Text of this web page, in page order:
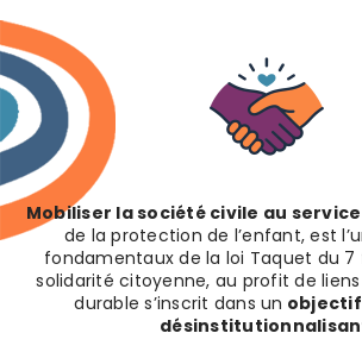
Mobiliser la société civile au
de la protection de l’enfant, est
fondamentaux de la loi Taquet du 7
solidarité citoyenne, au profit de
durable s’inscrit dans un